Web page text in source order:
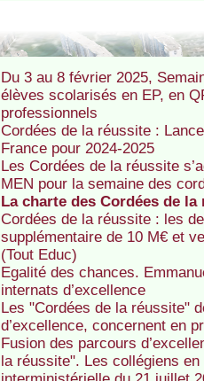
Du 3 au 8 février 2025,
élèves scolarisés en EP, en
professionnels
Cordées de la réussite :
France pour 2024-2025
Les Cordées de la réussite
MEN pour la semaine des
La charte des Cordées de
Cordées de la réussite : les
supplémentaire de 10 M€ et
(Tout Educ)
Egalité des chances.
internats d’excellence
Les "Cordées de la réussite"
d’excellence, concernent en
Fusion des parcours
la réussite". Les collégiens